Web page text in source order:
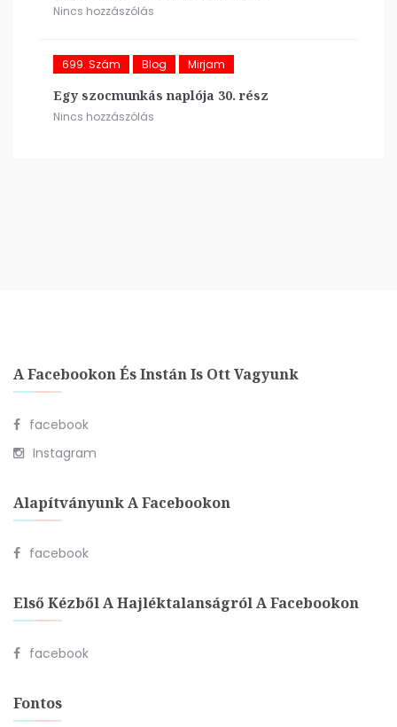
Nincs hozzászólás
699. Szám Blog Mirjam
Egy szocmunkás naplója 30. rész
Nincs hozzászólás
A Facebookon És Instán Is Ott Vagyunk
facebook
Instagram
Alapítványunk A Facebookon
facebook
Első Kézből A Hajléktalanságról A Facebookon
facebook
Fontos